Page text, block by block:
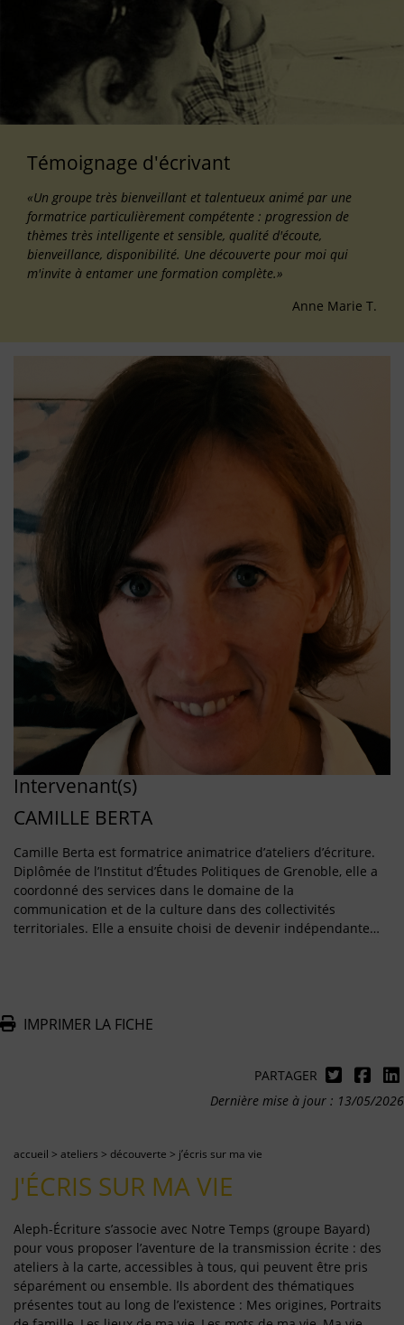
Témoignage d'écrivant
«Un groupe très bienveillant et talentueux animé par une
formatrice particulièrement compétente : progression de
thèmes très intelligente et sensible, qualité d'écoute,
bienveillance, disponibilité. Une découverte pour moi qui
m'invite à entamer une formation complète.»
Anne Marie T.
Intervenant(s)
CAMILLE BERTA
Camille Berta est formatrice animatrice d’ateliers d’écriture.
Diplômée de l’Institut d’Études Politiques de Grenoble, elle a
coordonné des services dans le domaine de la
communication et de la culture dans des collectivités
territoriales. Elle a ensuite choisi de devenir indépendante…
IMPRIMER LA FICHE
PARTAGER
Dernière mise à jour : 13/05/2026
accueil > ateliers > découverte > j’écris sur ma vie
J'ÉCRIS SUR MA VIE
Aleph-Écriture s’associe avec Notre Temps (groupe Bayard)
pour vous proposer l’aventure de la transmission écrite : des
ateliers à la carte, accessibles à tous, qui peuvent être pris
séparément ou ensemble. Ils abordent des thématiques
présentes tout au long de l’existence : Mes origines, Portraits